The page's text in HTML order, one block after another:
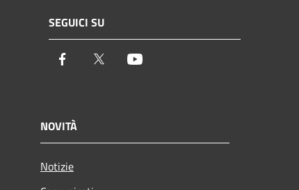
SEGUICI SU
Facebook Twitter
NOVITÀ
Notizie